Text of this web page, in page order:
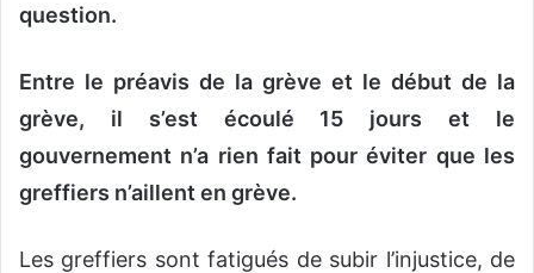
question.
Entre le préavis de la grève et le début de la
grève, il s’est écoulé 15 jours et le
gouvernement n’a rien fait pour éviter que les
greffiers n’aillent en grève.
Les greffiers sont fatigués de subir l’injustice, de